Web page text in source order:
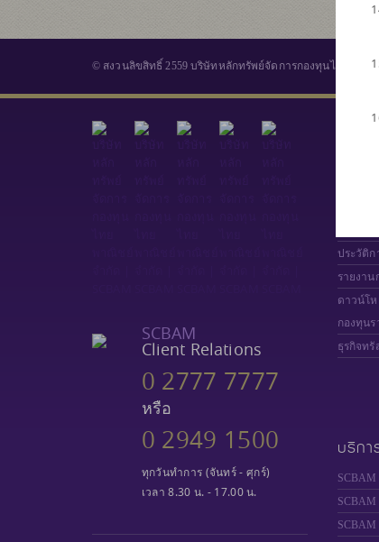
© สงวนลิขสิทธิ์ 2559 บริษัทหลักทรัพย์จัดการกองทุนไทยพาณิ
SCBAM
Client Relations
0 2777 7777
หรือ
0 2949 1500
ทุกวันทำการ (จันทร์ - ศุกร์)
เวลา 8.30 น. - 17.00 น.
กอง
เลือกกอ
ประวัติก
รายงาน
ดาวน์โห
กองทุนร
ธุรกิจทรั
บริกา
SCBAM
SCBAM
SCBAM